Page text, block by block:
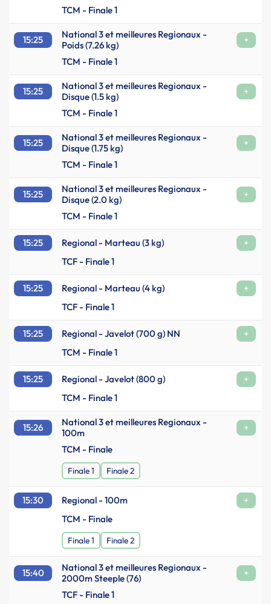
TCM - Finale 1
15:25
National 3 et meilleures Regionaux -
Poids (7.26 kg)
+
TCM - Finale 1
15:25
National 3 et meilleures Regionaux -
Disque (1.5 kg)
+
TCM - Finale 1
15:25
National 3 et meilleures Regionaux -
Disque (1.75 kg)
+
TCM - Finale 1
15:25
National 3 et meilleures Regionaux -
Disque (2.0 kg)
+
TCM - Finale 1
15:25 Regional - Marteau (3 kg)
+
TCF - Finale 1
15:25 Regional - Marteau (4 kg)
+
TCF - Finale 1
15:25 Regional - Javelot (700 g) NN
+
TCM - Finale 1
15:25 Regional - Javelot (800 g)
+
TCM - Finale 1
15:26
National 3 et meilleures Regionaux -
100m
+
TCM - Finale
Finale 1 Finale 2
15:30 Regional - 100m
+
TCM - Finale
Finale 1 Finale 2
15:40
National 3 et meilleures Regionaux -
2000m Steeple (76)
+
TCF - Finale 1